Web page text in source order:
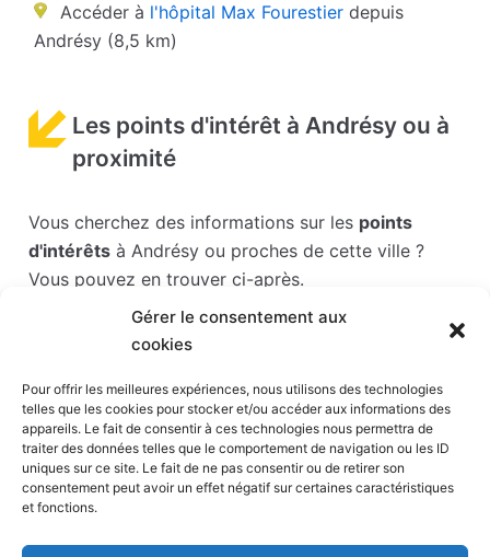
Gérer le consentement aux
cookies
Pour offrir les meilleures expériences, nous utilisons des technologies
telles que les cookies pour stocker et/ou accéder aux informations des
appareils. Le fait de consentir à ces technologies nous permettra de
traiter des données telles que le comportement de navigation ou les ID
uniques sur ce site. Le fait de ne pas consentir ou de retirer son
consentement peut avoir un effet négatif sur certaines caractéristiques
et fonctions.
Accéder à l'hôpital Max Fourestier depuis
Andrésy (8,5 km)
Les points d'intérêt à Andrésy ou à
proximité
Vous cherchez des informations sur les points
d'intérêts à Andrésy ou proches de cette ville ?
Vous pouvez en trouver ci-après.
Les points d'intérêts sont généralement bien
desservis en matière de transports. Si vous cliquez
sur l'un des liens ci-dessous, vous en saurez plus
sur l'accessibilité en taxi et la proximité des
stations de taxis du point d'intérêt en question.
Stade Paris la défense arena(9,6 km)
Hippodrome de Saint-Cloud(11 km)